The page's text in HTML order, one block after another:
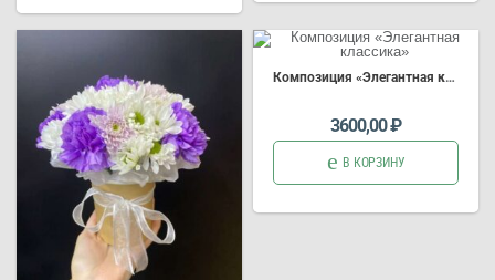
Композиция «Элегантная классика»
3600,00₽
В КОРЗИНУ